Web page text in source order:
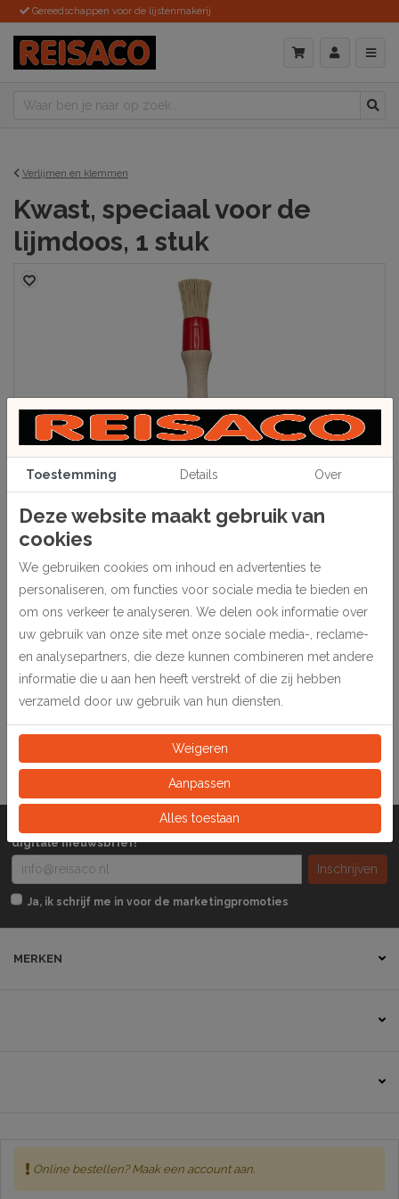
Gereedschappen voor de lijstenmakerij
Verlijmen en klemmen
Kwast, speciaal voor de
lijmdoos, 1 stuk
Online bestellen? Maak een account aan.
Beschrijving
Houten steel met kunststof huls, speciaal voor de lijmdoos.
1 stuk.
Specificaties
191505
Wilt u op de hoogte blijven? Schrijft u zich dan in voor onze
digitale nieuwsbrief!
Inschrijven
Ja, ik schrijf me in voor de marketingpromoties
MERKEN
Sitemap Disclaimer Algemene voorwaarden Privacybeleid
Toestemming Details Over
Deze website maakt gebruik van
cookies
We gebruiken cookies om inhoud en advertenties te
personaliseren, om functies voor sociale media te bieden en
om ons verkeer te analyseren. We delen ook informatie over
uw gebruik van onze site met onze sociale media-, reclame-
en analysepartners, die deze kunnen combineren met andere
informatie die u aan hen heeft verstrekt of die zij hebben
verzameld door uw gebruik van hun diensten.
Weigeren
Aanpassen
Alles toestaan